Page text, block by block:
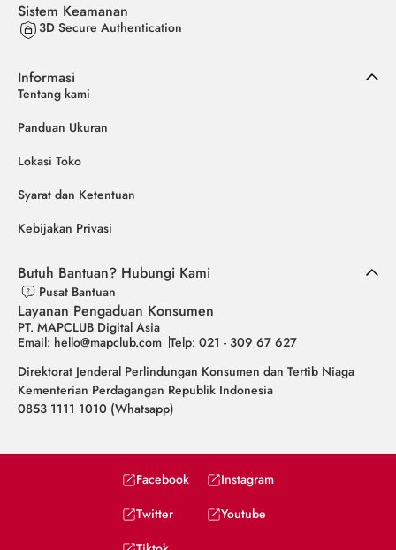
Sistem Keamanan
3D Secure Authentication
Informasi
Tentang kami
Panduan Ukuran
Lokasi Toko
Syarat dan Ketentuan
Kebijakan Privasi
Butuh Bantuan? Hubungi Kami
Pusat Bantuan
Layanan Pengaduan Konsumen
PT. MAPCLUB Digital Asia
Email: hello@mapclub.com Telp: 021 - 309 67 627
Direktorat Jenderal Perlindungan Konsumen dan Tertib Niaga
Kementerian Perdagangan Republik Indonesia
0853 1111 1010 (Whatsapp)
Facebook
Instagram
Twitter
Youtube